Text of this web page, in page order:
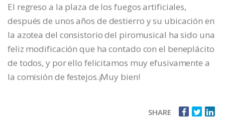
El regreso a la plaza de los fuegos artificiales,
después de unos años de destierro y su ubicación en
la azotea del consistorio del piromusical ha sido una
feliz modificación que ha contado con el beneplácito
de todos, y por ello felicitamos muy efusivamente a
la comisión de festejos.¡Muy bien!
SHARE